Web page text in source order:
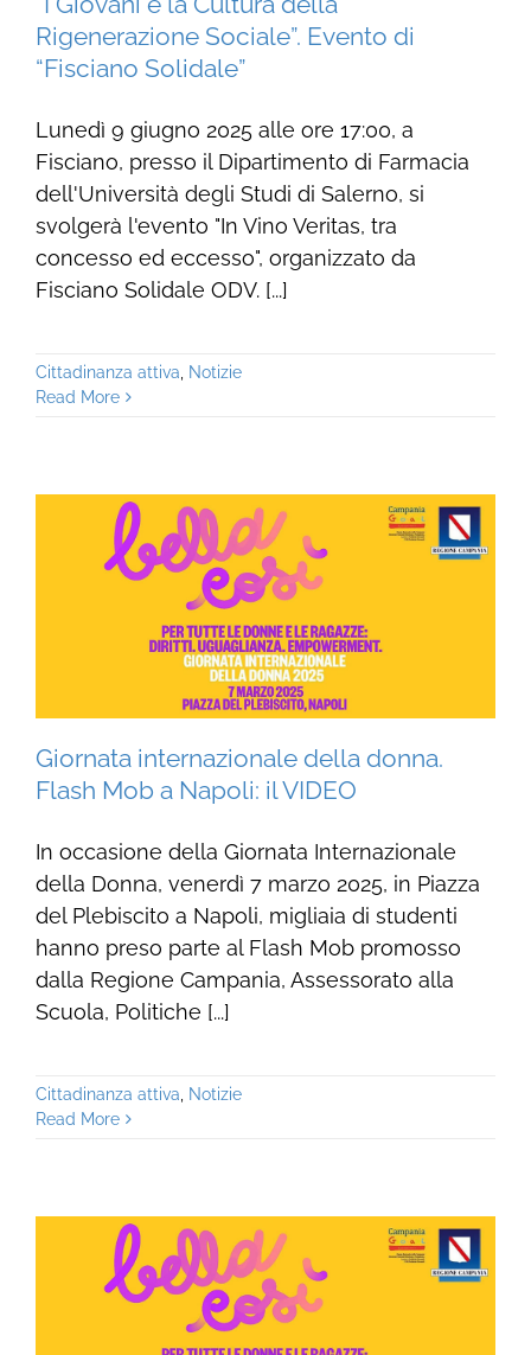
Rigenerazione Sociale”. Evento di
“Fisciano Solidale”
Lunedì 9 giugno 2025 alle ore 17:00, a
Fisciano, presso il Dipartimento di Farmacia
dell'Università degli Studi di Salerno, si
svolgerà l'evento "In Vino Veritas, tra
concesso ed eccesso", organizzato da
Fisciano Solidale ODV. [...]
Cittadinanza attiva
Notizie
Read More
Giornata internazionale della donna.
Flash Mob a Napoli: il VIDEO
In occasione della Giornata Internazionale
della Donna, venerdì 7 marzo 2025, in Piazza
del Plebiscito a Napoli, migliaia di studenti
hanno preso parte al Flash Mob promosso
dalla Regione Campania, Assessorato alla
Scuola, Politiche [...]
Cittadinanza attiva, Notizie
Read More